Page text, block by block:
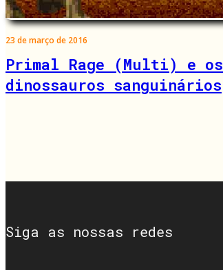
23 de março de 2016
Primal Rage (Multi) e os
dinossauros sanguinários
Siga as nossas redes